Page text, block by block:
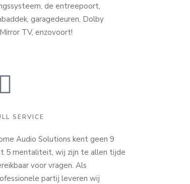
de entreepoort,
garagedeuren, Dolby
TV, enzovoort!
SERVICE
Audio Solutions kent geen 9
5 mentaliteit, wij zijn te allen tijde
voor vragen. Als
partij leveren wij